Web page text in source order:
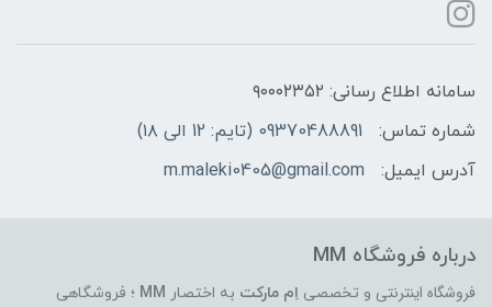
سامانه اطلاع رسانی: ۹۰۰۰۲۳۵۲
شماره تماس:
09370488891 (تایم: 12 الی ۱۸)
آدرس ایمیل:
m.maleki0405@gmail.com
درباره فروشگاه MM
فروشگاه اینترنتی و تخصصی اِم مارکت به اختصار MM ؛ فروشگاهی